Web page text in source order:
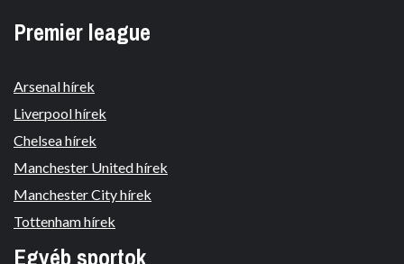
Premier league
Arsenal hírek
Liverpool hírek
Chelsea hírek
Manchester United hírek
Manchester City hírek
Tottenham hírek
Egyéb sportok